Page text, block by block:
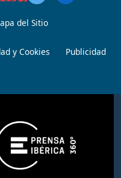
del Sitio
y Cookies Publicidad